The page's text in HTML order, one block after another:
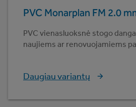
PVC Monarplan FM 2.0
PVC vienasluoksnė stogo
naujiems ar renovuojamiems
Daugiau variantų